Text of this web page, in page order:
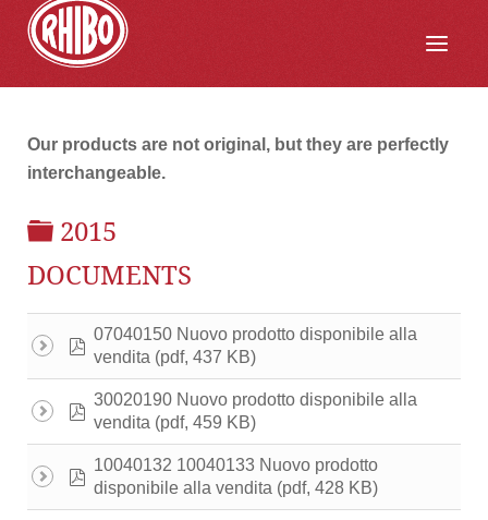
Our products are not original, but they are perfectly
interchangeable.
FOLDER
2015
DOCUMENTS
pdf
07040150 Nuovo prodotto disponibile alla
vendita (pdf, 437 KB)
pdf
30020190 Nuovo prodotto disponibile alla
vendita (pdf, 459 KB)
pdf
10040132 10040133 Nuovo prodotto
disponibile alla vendita (pdf, 428 KB)